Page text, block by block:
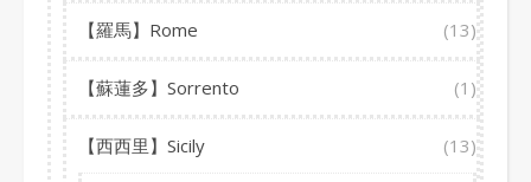
【羅馬】Rome (13)
【蘇蓮多】Sorrento (1)
【西西里】Sicily (13)